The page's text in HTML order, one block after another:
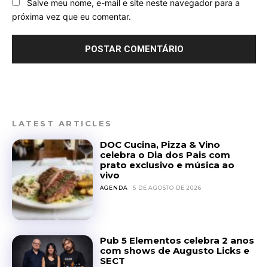
Salve meu nome, e-mail e site neste navegador para a
próxima vez que eu comentar.
LATEST ARTICLES
DOC Cucina, Pizza & Vino
celebra o Dia dos Pais com
prato exclusivo e música ao
vivo
AGENDA 5 DE AGOSTO DE 2026
Pub 5 Elementos celebra 2 anos
com shows de Augusto Licks e
SECT